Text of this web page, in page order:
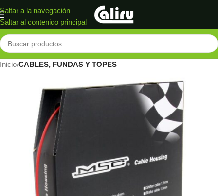
Saltar a la navegación
Saltar al contenido principal
Inicio CABLES, FUNDAS Y TOPES